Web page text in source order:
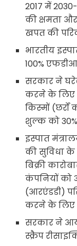
2017 में
की क्षमता और
खपत की
भारतीय
100%
सरकार ने
करने के
किस्मों
शुल्क को
इस्पात
की सुविधा
बिक्री
कंपनियों
(आरएंडडी)
करने के लिए
सरकार ने
स्क्रैप